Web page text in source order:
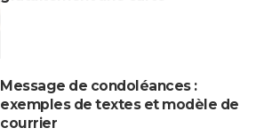
Message de condoléances :
exemples de textes et modèle de
courrier